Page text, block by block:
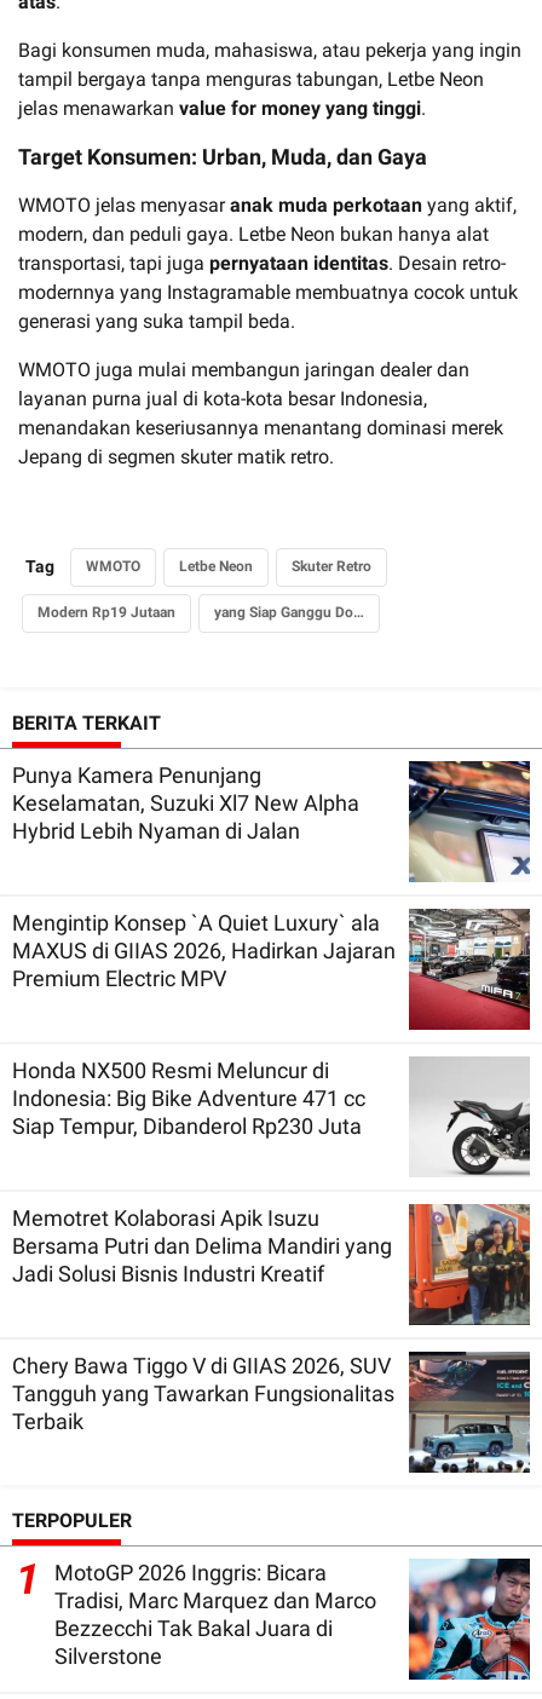
Bagi konsumen muda, mahasiswa, atau pekerja yang ingin
tampil bergaya tanpa menguras tabungan, Letbe Neon
jelas menawarkan value for money yang tinggi.
Target Konsumen: Urban, Muda, dan Gaya
WMOTO jelas menyasaranak muda perkotaan yang aktif,
modern, dan peduli gaya. Letbe Neon bukan hanya alat
transportasi, tapi juga pernyataan identitas. Desain retro-
modernnya yang Instagramable membuatnya cocok untuk
generasi yang suka tampil beda.
WMOTO juga mulai membangun jaringan dealer dan
layanan purna jual di kota-kota besar Indonesia,
menandakan keseriusannya menantang dominasi merek
Jepang di segmen skuter matik retro.
Tag WMOTO Letbe Neon Skuter Retro
Modern Rp19 Jutaan yang Siap Ganggu Dominasi Jepang
BERITA TERKAIT
Punya Kamera Penunjang
Keselamatan, Suzuki Xl7 New Alpha
Hybrid Lebih Nyaman di Jalan
Mengintip Konsep `A Quiet Luxury` ala
MAXUS di GIIAS 2026, Hadirkan Jajaran
Premium Electric MPV
Honda NX500 Resmi Meluncur di
Indonesia: Big Bike Adventure 471 cc
Siap Tempur, Dibanderol Rp230 Juta
Memotret Kolaborasi Apik Isuzu
Bersama Putri dan Delima Mandiri yang
Jadi Solusi Bisnis Industri Kreatif
Chery Bawa Tiggo V di GIIAS 2026, SUV
Tangguh yang Tawarkan Fungsionalitas
Terbaik
TERPOPULER
1
MotoGP 2026 Inggris: Bicara
Tradisi, Marc Marquez dan Marco
Bezzecchi Tak Bakal Juara di
Silverstone